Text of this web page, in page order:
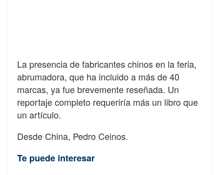
La presencia de fabricantes chinos en la feria,
abrumadora, que ha incluido a más de 40
marcas, ya fue brevemente reseñada. Un
reportaje completo requeriría más un libro que
un artículo.
Desde China, Pedro Ceinos.
Te puede interesar